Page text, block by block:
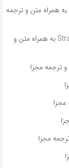
آهنگ کره‌ای EPILOGUE : Young Forever از BTS به همراه متن و ترجمه
آهنگ انگلیسی Railway از BANG CHAN و Stray Kids به همراه متن و